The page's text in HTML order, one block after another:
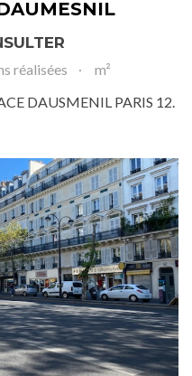
réalisées
m²
DAUSMENIL PARIS 12.